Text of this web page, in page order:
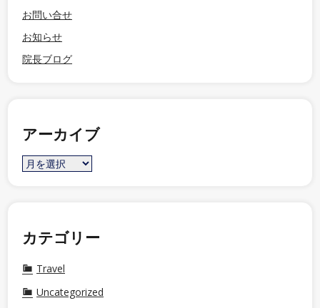
お問い合せ
お知らせ
院長ブログ
アーカイブ
カテゴリー
Travel
Uncategorized